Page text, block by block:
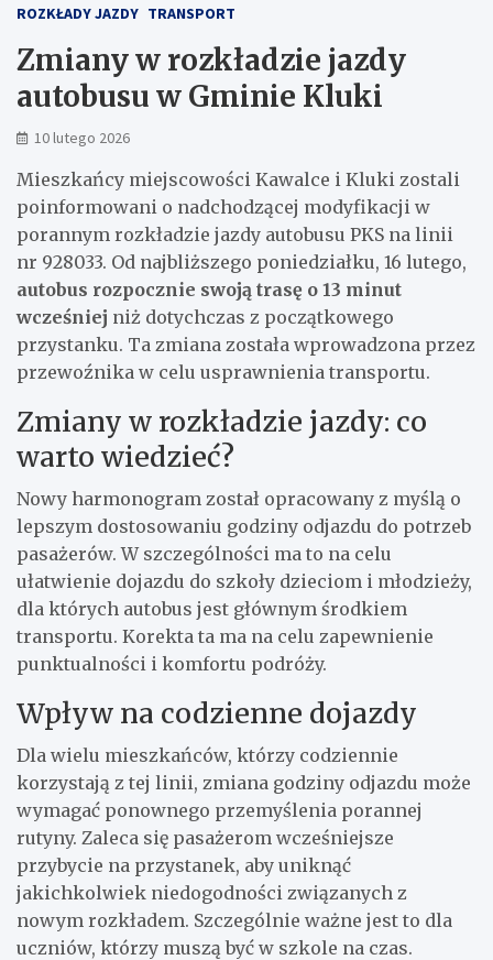
ROZKŁADY JAZDY TRANSPORT
Zmiany w rozkładzie jazdy
autobusu w Gminie Kluki
10 lutego 2026
Mieszkańcy miejscowości Kawalce i Kluki zostali
poinformowani o nadchodzącej modyfikacji w
porannym rozkładzie jazdy autobusu PKS na linii
nr 928033. Od najbliższego poniedziałku, 16 lutego,
autobus rozpocznie swoją trasę o 13 minut
wcześniej niż dotychczas z początkowego
przystanku. Ta zmiana została wprowadzona przez
przewoźnika w celu usprawnienia transportu.
Zmiany w rozkładzie jazdy: co
warto wiedzieć?
Nowy harmonogram został opracowany z myślą o
lepszym dostosowaniu godziny odjazdu do potrzeb
pasażerów. W szczególności ma to na celu
ułatwienie dojazdu do szkoły dzieciom i młodzieży,
dla których autobus jest głównym środkiem
transportu. Korekta ta ma na celu zapewnienie
punktualności i komfortu podróży.
Wpływ na codzienne dojazdy
Dla wielu mieszkańców, którzy codziennie
korzystają z tej linii, zmiana godziny odjazdu może
wymagać ponownego przemyślenia porannej
rutyny. Zaleca się pasażerom wcześniejsze
przybycie na przystanek, aby uniknąć
jakichkolwiek niedogodności związanych z
nowym rozkładem. Szczególnie ważne jest to dla
uczniów, którzy muszą być w szkole na czas.